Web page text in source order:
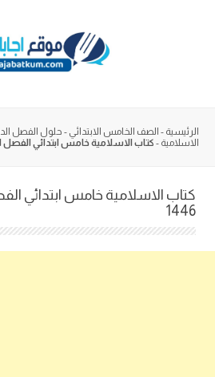
الرئيسية - الصف الخامس الابتدائي - حلول الفصل
الاسلامية - كتاب الاسلامية خامس ابتدائي الفصل
1446